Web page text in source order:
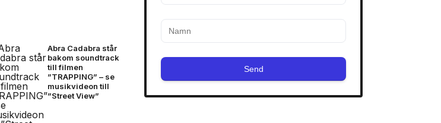
Abra Cadabra står
bakom soundtrack
till filmen
”TRAPPING” – se
musikvideon till
”Street View”
Send